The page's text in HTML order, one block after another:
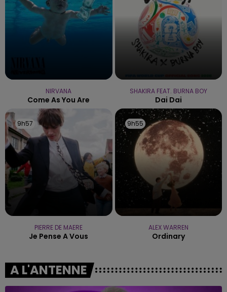
NIRVANA
Come As You Are
SHAKIRA FEAT. BURNA BOY
Dai Dai
9h57
9h57
PIERRE DE MAERE
Je Pense A Vous
9h55
9h55
ALEX WARREN
Ordinary
A L'ANTENNE